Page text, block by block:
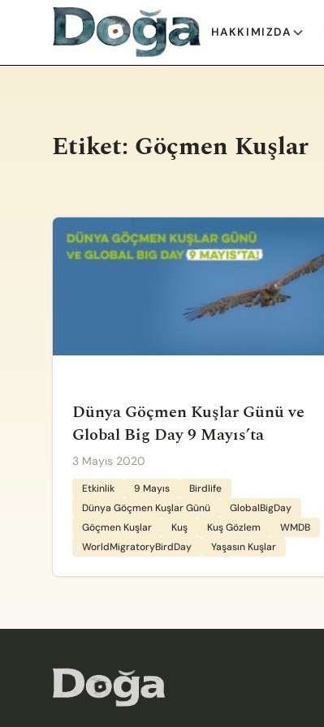
İçeriğe geç
HAKKIMIZDA
Etiket: Göçmen Kuşlar
Dünya Göçmen Kuşlar Günü ve
Global Big Day 9 Mayıs’ta
3 Mayıs 2020
Etkinlik 9 Mayıs
Birdlife
Dünya Göçmen Kuşlar Günü
GlobalBigDay
Göçmen Kuşlar
Kuş Kuş Gözlem
WMDB
WorldMigratoryBirdDay
Yaşasın Kuşlar